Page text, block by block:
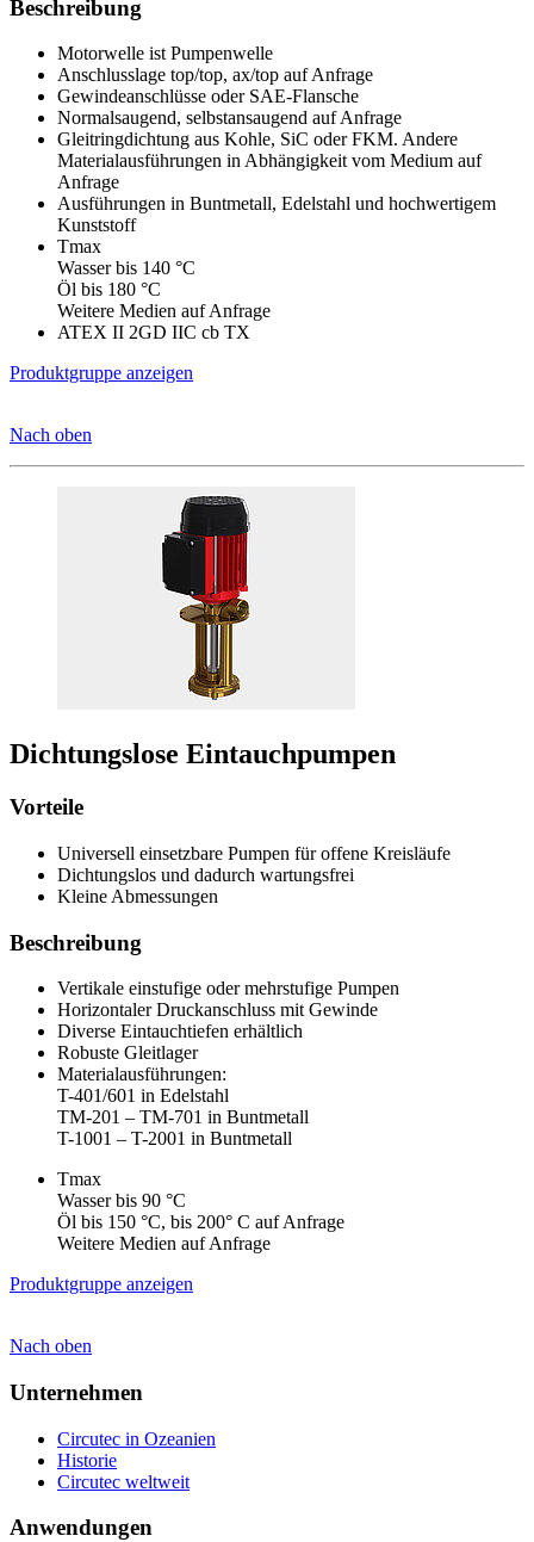
Beschreibung
Motorwelle ist Pumpenwelle
Anschlusslage top/top, ax/top auf Anfrage
Gewindeanschlüsse oder SAE-Flansche
Normalsaugend, selbstansaugend auf Anfrage
Gleitringdichtung aus Kohle, SiC oder FKM. Andere
Materialausführungen in Abhängigkeit vom Medium auf
Anfrage
Ausführungen in Buntmetall, Edelstahl und hochwertigem
Kunststoff
Tmax
Wasser bis 140 °C
Öl bis 180 °C
Weitere Medien auf Anfrage
ATEX II 2GD IIC cb TX
Produktgruppe anzeigen
Nach oben
Dichtungslose Eintauchpumpen
Vorteile
Universell einsetzbare Pumpen für offene Kreisläufe
Dichtungslos und dadurch wartungsfrei
Kleine Abmessungen
Beschreibung
Vertikale einstufige oder mehrstufige Pumpen
Horizontaler Druckanschluss mit Gewinde
Diverse Eintauchtiefen erhältlich
Robuste Gleitlager
Materialausführungen:
T-401/601 in Edelstahl
TM-201 – TM-701 in Buntmetall
T-1001 – T-2001 in Buntmetall
Tmax
Wasser bis 90 °C
Öl bis 150 °C, bis 200° C auf Anfrage
Weitere Medien auf Anfrage
Produktgruppe anzeigen
Nach oben
Unternehmen
Circutec in Ozeanien
Historie
Circutec weltweit
Anwendungen